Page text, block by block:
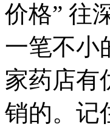
价格” 往
一笔不小
家药店有
销的。记